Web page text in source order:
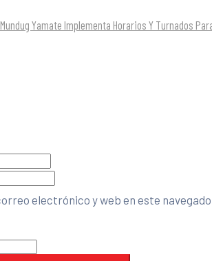
Yamate Implementa Horarios Y Turnados
electrónico y web en este